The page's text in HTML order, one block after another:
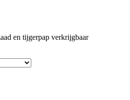
en tijgerpap verkrijgbaar